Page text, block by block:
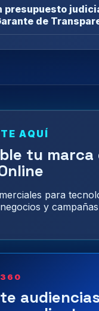
presupuesto
de
AQUÍ
tu marca
para
y campañas
360
audiencias